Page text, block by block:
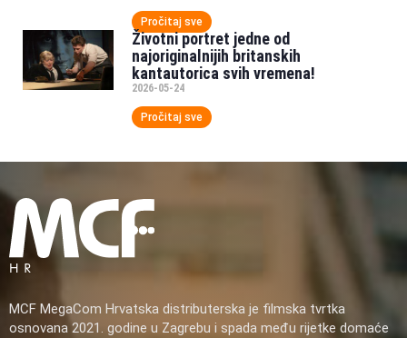
Pročitaj sve
Životni portret jedne od
najoriginalnijih britanskih
kantautorica svih vremena!
2026-05-24
Pročitaj sve
MCF MegaCom Hrvatska distributerska je filmska tvrtka
osnovana 2021. godine u Zagrebu i spada među rijetke domaće